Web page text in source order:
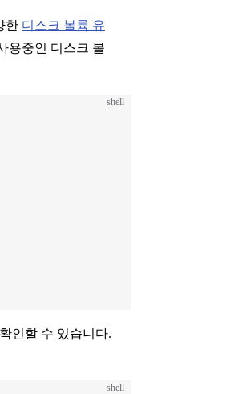
한 디스크 볼륨 유
용중인 디스크 볼
shell
인할 수 있습니다.
shell